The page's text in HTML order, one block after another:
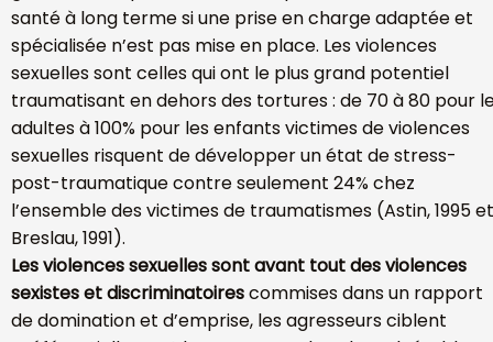
santé à long terme si une prise en charge adaptée et
spécialisée n’est pas mise en place. Les violences
sexuelles sont celles qui ont le plus grand potentiel
traumatisant en dehors des tortures : de 70 à 80 pour
adultes à 100% pour les enfants victimes de violences
sexuelles risquent de développer un état de stress-
post-traumatique contre seulement 24% chez
l’ensemble des victimes de traumatismes (Astin, 1995 et
Breslau, 1991).
Les violences sexuelles sont avant tout des violences
sexistes et discriminatoirescommises dans un rapport
de domination et d’emprise, les agresseurs ciblent